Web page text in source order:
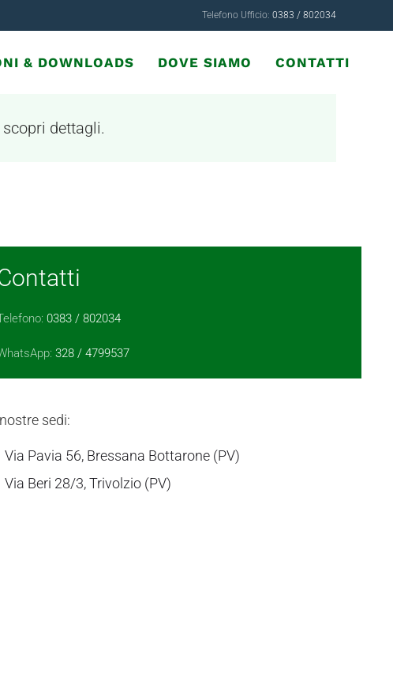
Telefono Ufficio: 0383 / 802034
& DOWNLOADS DOVE SIAMO CONTATTI
scopri dettagli.
0383 / 802034
328 / 4799537
sedi:
Via Pavia 56, Bressana Bottarone (PV)
Via Beri 28/3, Trivolzio (PV)